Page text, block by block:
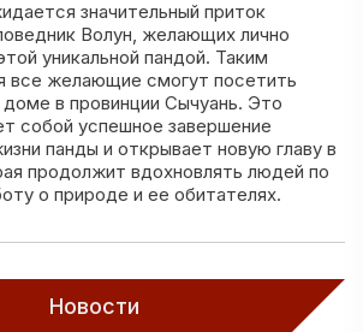
значительный приток
Волун, желающих лично
уникальной пандой. Таким
все желающие смогут посетить
в провинции Сычуань. Это
собой успешное завершение
панды и открывает новую главу в
продолжит вдохновлять людей по
о природе и ее обитателях.
Новости